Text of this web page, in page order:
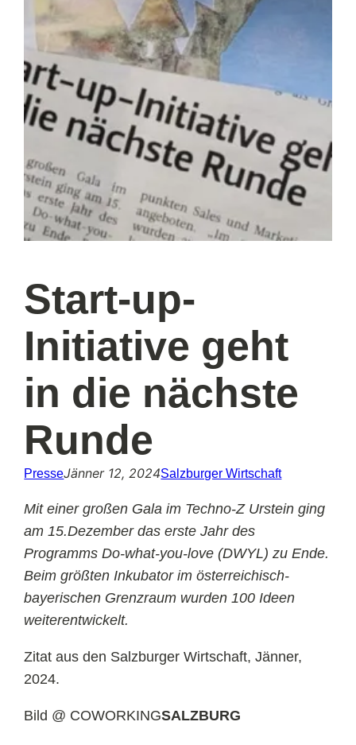
Start-up-
Initiative geht
in die nächste
Runde
PresseJänner 12, 2024Salzburger Wirtschaft
Mit einer großen Gala im Techno-Z Urstein ging
am 15.Dezember das erste Jahr des
Programms Do-what-you-love (DWYL) zu Ende.
Beim größten Inkubator im österreichisch-
bayerischen Grenzraum wurden 100 Ideen
weiterentwickelt.
Zitat aus den Salzburger Wirtschaft, Jänner,
2024.
Bild @ COWORKINGSALZBURG